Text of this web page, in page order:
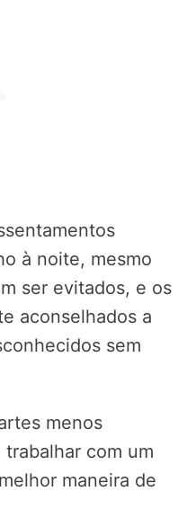
à noite, mesmo
ser evitados, e os
aconselhados a
sem
menos
com um
maneira de